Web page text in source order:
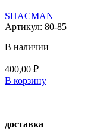
SHACMAN
Артикул: 80-85
В наличии
400,00 ₽
В корзину
доставка